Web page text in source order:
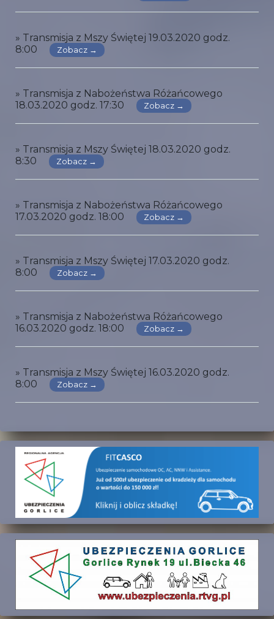
» Transmisja z Mszy Świętej 19.03.2020 godz.
8:00
Zobacz →
» Transmisja z Nabożeństwa Różańcowego
18.03.2020 godz. 17:30
Zobacz →
» Transmisja z Mszy Świętej 18.03.2020 godz.
8:30
Zobacz →
» Transmisja z Nabożeństwa Różańcowego
17.03.2020 godz. 18:00
Zobacz →
» Transmisja z Mszy Świętej 17.03.2020 godz.
8:00
Zobacz →
» Transmisja z Nabożeństwa Różańcowego
16.03.2020 godz. 18:00
Zobacz →
» Transmisja z Mszy Świętej 16.03.2020 godz.
8:00
Zobacz →